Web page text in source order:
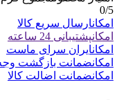
0/5
امکانارسال سریع کالا
امکانپشتیبانی 24 ساعته
امکانایران سرای ماست
امکانضمانت بازگشت
امکانضمانت اضالت کالا